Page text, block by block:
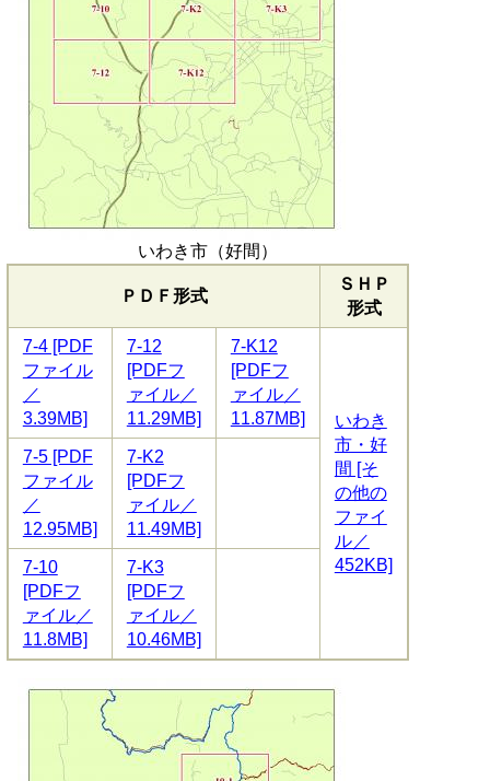
いわき市（好間）
ＰＤＦ形式
ＳＨＰ
形式
7-4 [PDF
ファイル
／
3.39MB]
7-12
[PDFフ
ァイル／
11.29MB]
7-K12
[PDFフ
ァイル／
11.87MB]
いわき
市・好
間 [そ
の他の
ファイ
ル／
452KB]
7-5 [PDF
ファイル
／
12.95MB]
7-K2
[PDFフ
ァイル／
11.49MB]
7-10
[PDFフ
ァイル／
11.8MB]
7-K3
[PDFフ
ァイル／
10.46MB]